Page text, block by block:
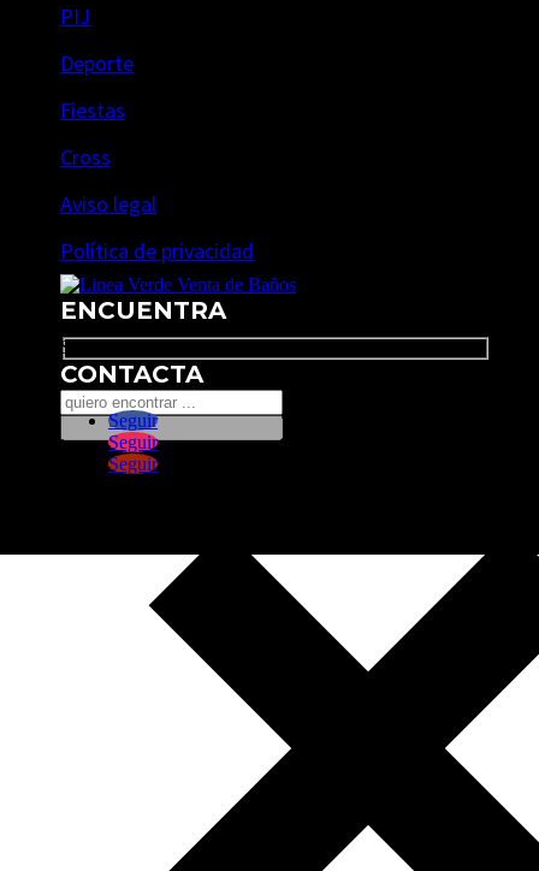
PIJ
Deporte
Fiestas
Cross
Aviso legal
Política de privacidad
ENCUENTRA
Search
CONTACTA
Seguir
Seguir
Seguir